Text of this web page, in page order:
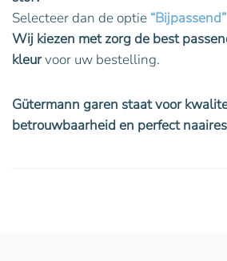
Selecteer dan de optie “Bijpassend”
Wij kiezen met zorg de best
kleurvoor uw bestelling.
Gütermann garen staat voor
betrouwbaarheid en perfect